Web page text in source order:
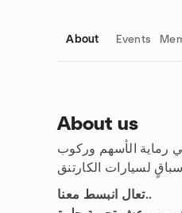
About Events
About us
في رماية الأسهم وركوب
تعال انبسط معنا..
Group links